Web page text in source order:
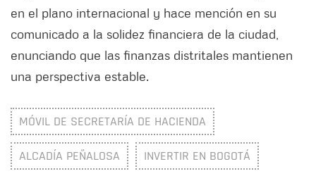
en el plano internacional y hace mención en su
comunicado a la solidez financiera de la ciudad,
enunciando que las finanzas distritales mantienen
una perspectiva estable.
MÓVIL DE SECRETARÍA DE HACIENDA
ALCADÍA PEÑALOSA INVERTIR EN BOGOTÁ